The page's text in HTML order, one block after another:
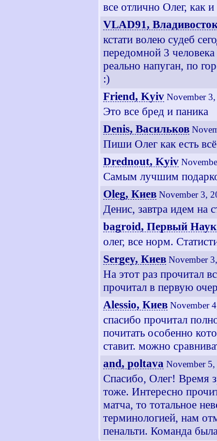
все отлично Олег, как и
VLAD91,
кстати волею судеб
передомной 3
реально напуган, по
:)
Friend, Kyiv November
Это все бред и паника
Denis, Васильков
Пиши Олег как есть
Drednout, Kyiv
Самым лучшим
Oleg, Киев November 3,
Денис, завтра идем на
bagroid, Первый
олег, все норм.
Sergey, Киев November
На этот раз прочитал
прочитал в первую
Alessio, Киев November
спасибо прочитал
почитать особенно
ставит. можно
and, poltava November
Спасибо, Олег! Время
тоже. Интересно
матча, то тотальное
терминологией, нам
пенальти. Команда